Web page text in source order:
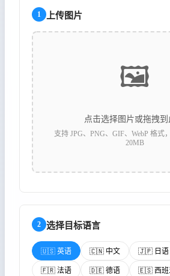
1 上传图片
🖼️
点击选择图片或拖拽到
支持 JPG、PNG、GIF、WebP 格式
20MB
2 选择目标语言
🇺🇸 英语 🇨🇳 中文 🇯🇵 日语
🇫🇷 法语 🇩🇪 德语 🇪🇸 西班